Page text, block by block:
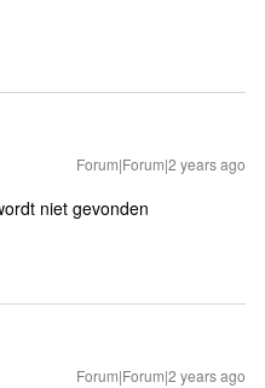
Forum|Forum|2 years ago
niet gevonden
Forum|Forum|2 years ago